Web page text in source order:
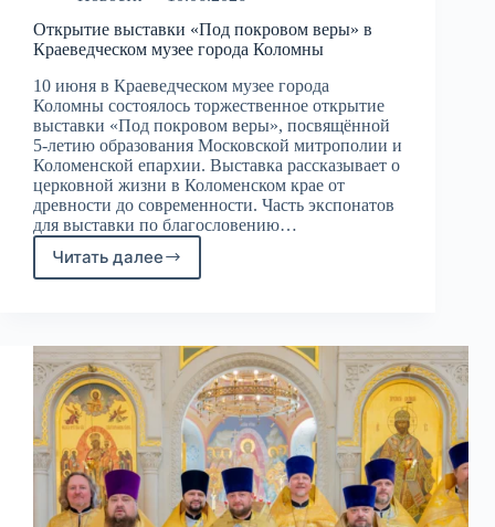
Открытие выставки «Под покровом веры» в
Краеведческом музее города Коломны
10 июня в Краеведческом музее города
Коломны состоялось торжественное открытие
выставки «Под покровом веры», посвящённой
5-летию образования Московской митрополии и
Коломенской епархии. Выставка рассказывает о
церковной жизни в Коломенском крае от
древности до современности. Часть экспонатов
для выставки по благословению…
Читать далее
Открытие
выставки
веры»
в
Краеведческом
музее
города
Коломны